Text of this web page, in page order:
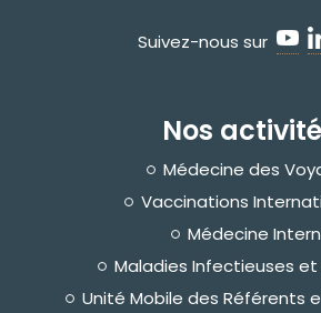
Suivez-nous sur
Nos
Médecine des
Vaccinations
Médecine
Maladies Infectieuses
Unité Mobile des Référents